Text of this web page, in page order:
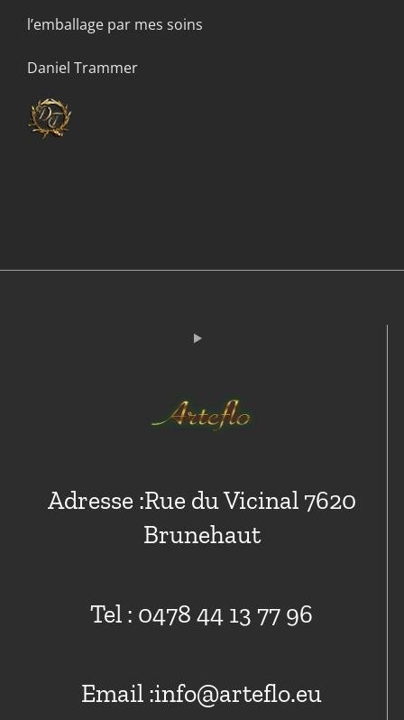
l’emballage par mes soins
Daniel Trammer
Adresse :Rue du Vicinal 7620
Brunehaut
Tel : 0478 44 13 77 96
Email :info@arteflo.eu